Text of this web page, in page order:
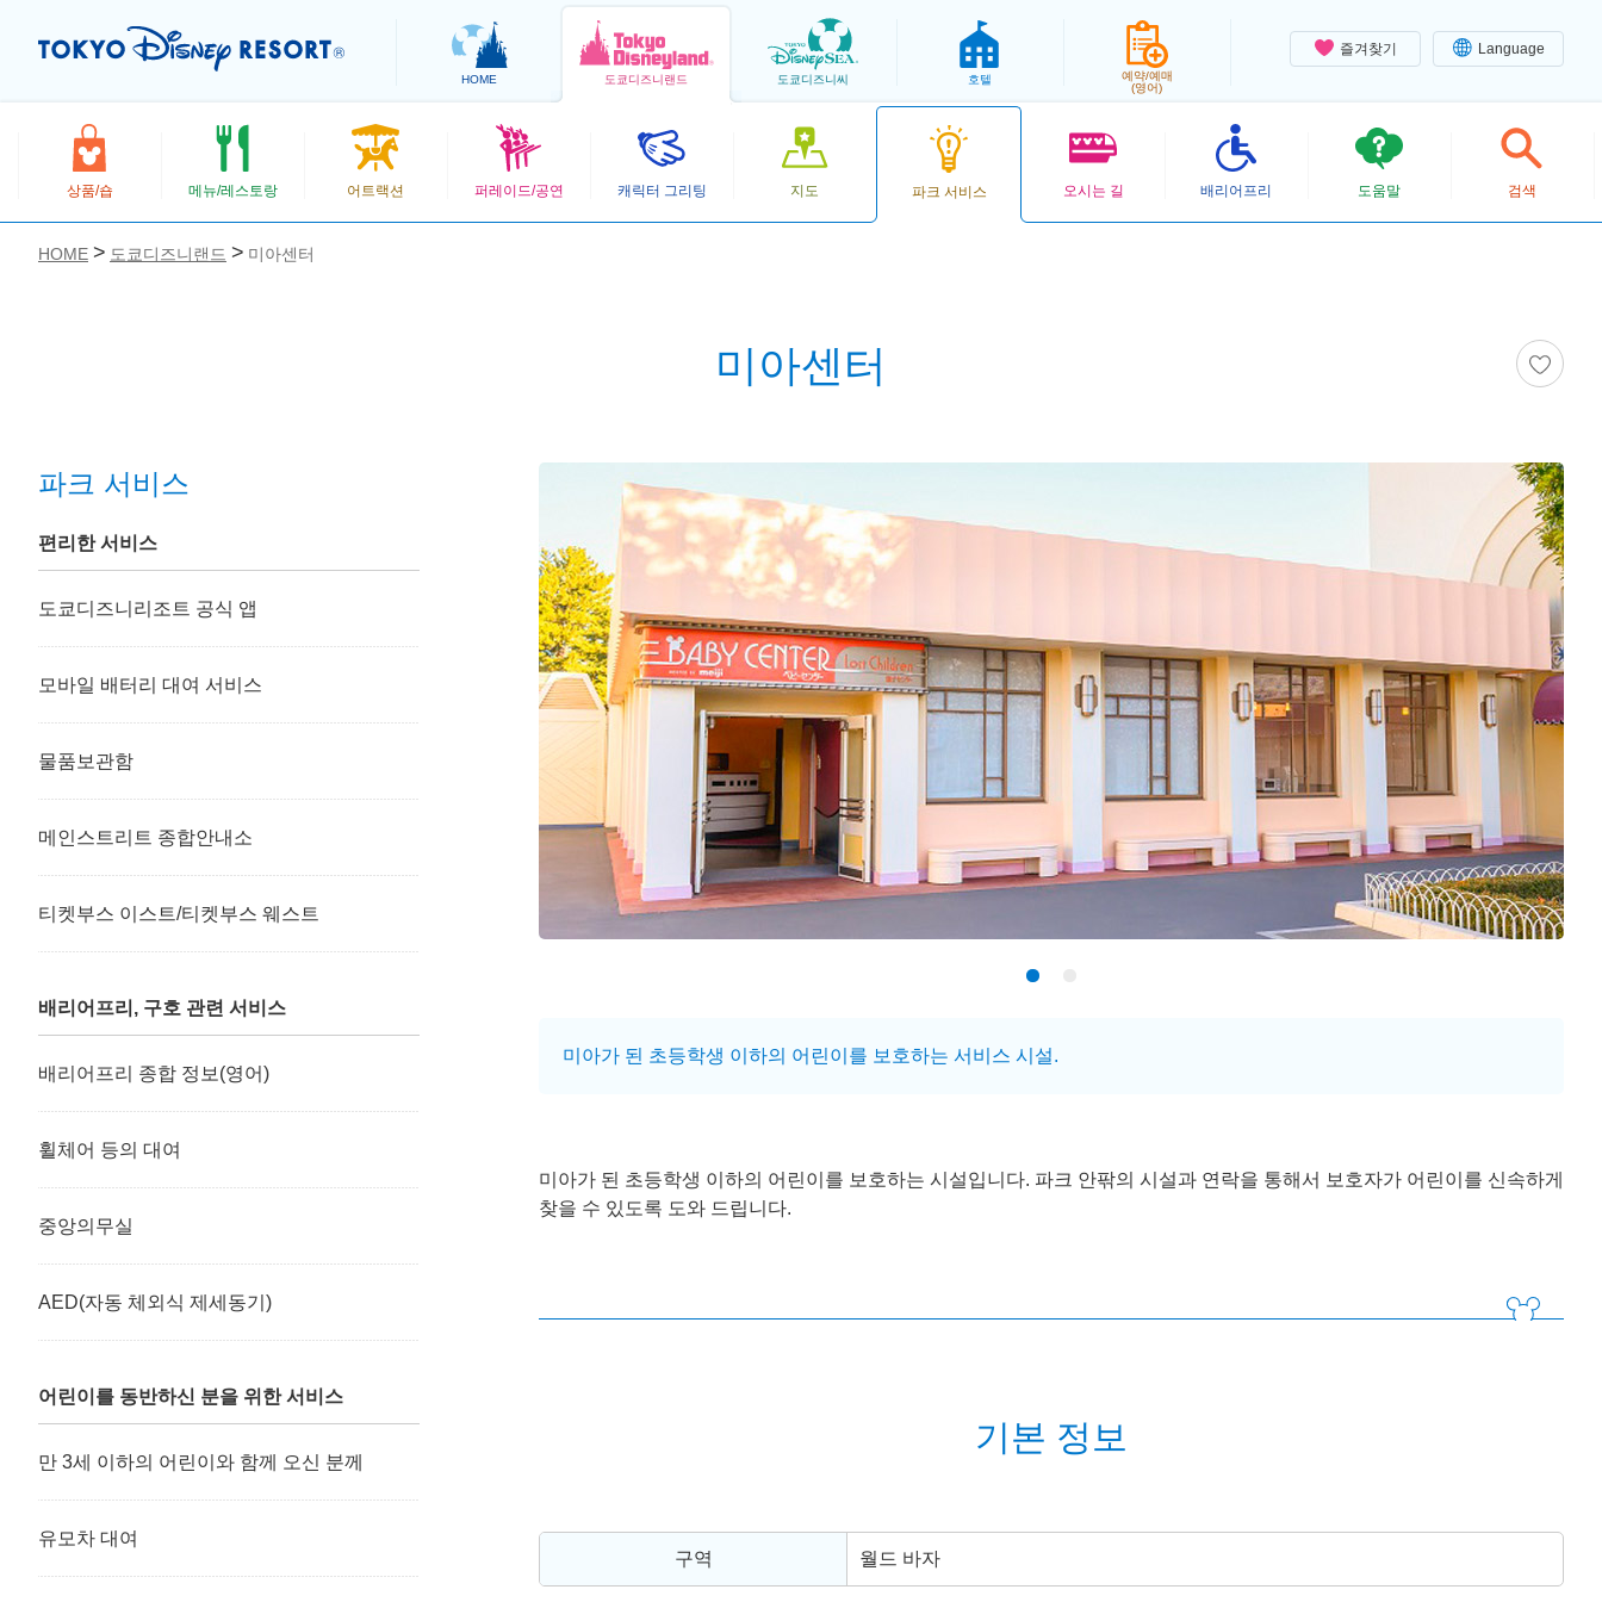
즐겨찾기 Language
HOME 도쿄디즈니랜드 도쿄디즈니씨 호텔
예약/예매
(영어)
상품/숍 메뉴/레스토랑 어트랙션 퍼레이드/공연 캐릭터 그리팅 지도 파크 서비스 오시는 길 배리어프리 도움말 검색
HOME 도쿄디즈니랜드 미아센터
미아센터
미아가 된 초등학생 이하의 어린이를 보호하는 서비스 시설.
미아가 된 초등학생 이하의 어린이를 보호하는 시설입니다. 파크 안팎의 시설과 연락을 통해서 보호자가 어린이를 신속하게
찾을 수 있도록 도와 드립니다.
기본 정보
구역 월드 바자
파크 서비스
편리한 서비스
도쿄디즈니리조트 공식 앱
모바일 배터리 대여 서비스
물품보관함
메인스트리트 종합안내소
티켓부스 이스트/티켓부스 웨스트
배리어프리, 구호 관련 서비스
배리어프리 종합 정보(영어)
휠체어 등의 대여
중앙의무실
AED(자동 체외식 제세동기)
어린이를 동반하신 분을 위한 서비스
만 3세 이하의 어린이와 함께 오신 분께
유모차 대여